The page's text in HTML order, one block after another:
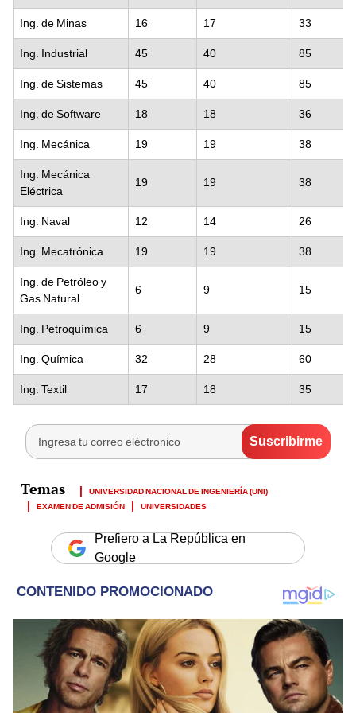
Ing. de Minas 16 17 33
Ing. Industrial 45 40 85
Ing. de Sistemas 45 40 85
Ing. de Software 18 18 36
Ing. Mecánica 19 19 38
Ing. Mecánica
Eléctrica
19 19 38
Ing. Naval 12 14 26
Ing. Mecatrónica 19 19 38
Ing. de Petróleo y
Gas Natural
6 9 15
Ing. Petroquímica 6 9 15
Ing. Química 32 28 60
Ing. Textil 17 18 35
UNIVERSIDAD NACIONAL DE INGENIERÍA (UNI)
EXAMEN DE ADMISIÓN
UNIVERSIDADES
Prefiero a La República en
Google